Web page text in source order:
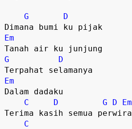
G
D
Dimana bumi ku pijak
Em
G
D
Em
Dalam dadaku
C
D G D
Em
Terima kasih semua perwira
C